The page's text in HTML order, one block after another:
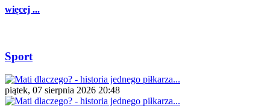
więcej ...
Sport
piątek, 07 sierpnia 2026 20:48